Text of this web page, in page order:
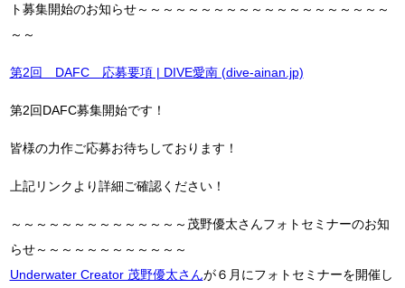
ト募集開始のお知らせ～～～～～～～～～～～～～～～～～～～～
～～
第2回 DAFC 応募要項 | DIVE愛南 (dive-ainan.jp)
第2回DAFC募集開始です！
皆様の力作ご応募お待ちしております！
上記リンクより詳細ご確認ください！
～～～～～～～～～～～～～～茂野優太さんフォトセミナーのお知
らせ～～～～～～～～～～～～
Underwater Creator 茂野優太さんが６月にフォトセミナーを開催し